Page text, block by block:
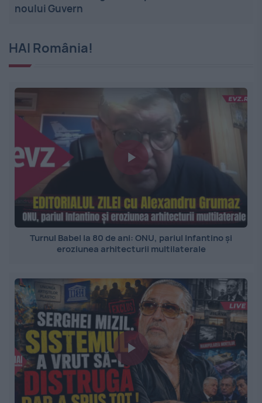
noului Guvern
HAI România!
Turnul Babel la 80 de ani: ONU, pariul Infantino și
eroziunea arhitecturii multilaterale